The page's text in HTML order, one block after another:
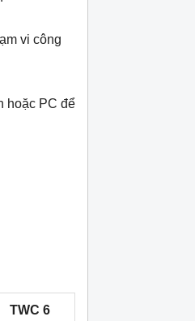
vi công
hoặc PC để
TWC 6